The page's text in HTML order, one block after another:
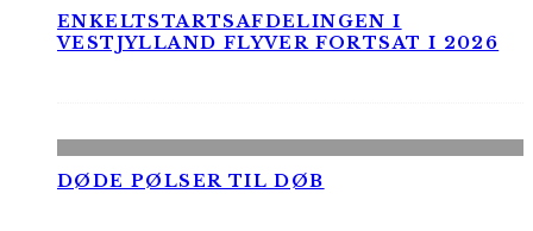
ENKELTSTARTSAFDELINGEN I
VESTJYLLAND FLYVER FORTSAT I 2026
DØDE PØLSER TIL DØB